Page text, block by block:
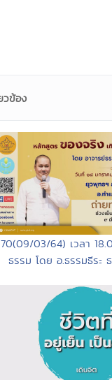
วข้อง
70(09/03/64) เวลา
ธรรม โดย อ.ธรรมธีระ